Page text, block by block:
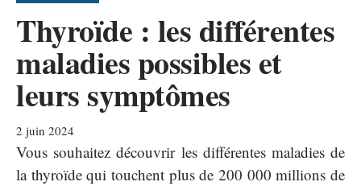
Thyroïde : les différentes
maladies possibles et
leurs symptômes
2 juin 2024
Vous souhaitez découvrir les différentes maladies de
la thyroïde qui touchent plus de 200 000 millions de